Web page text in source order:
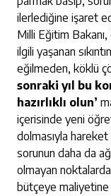
ilerlediğine işaret
Milli Eğitim
ilgili yaşanan
eğilmeden, köklü
sonraki yıl bu
hazırlıklı olun’
içerisinde yeni
dolmasıyla hareket
sorunun daha da
olmayan
bütçeye